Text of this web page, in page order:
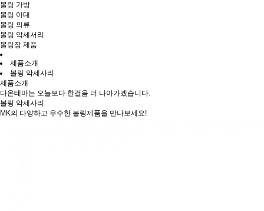
볼링 가방
볼링 아대
볼링 의류
볼링 악세서리
볼링장 제품
제품소개
볼링 악세사리
제품소개
다온테마는 오늘보다 한걸음 더 나아가겠습니다.
볼링 악세사리
MK의 다양하고 우수한 볼링제품을 만나보세요!